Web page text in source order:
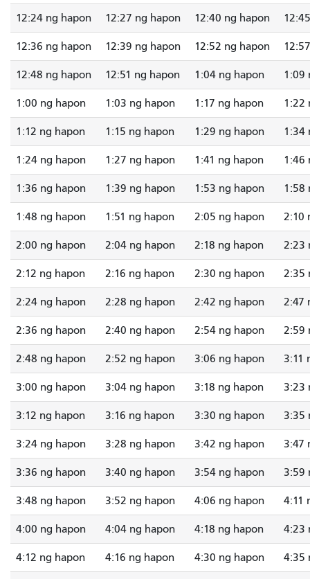
12:24 ng hapon 12:27 ng hapon 12:40 ng hapon
12:36 ng hapon 12:39 ng hapon 12:52 ng hapon
12:48 ng hapon 12:51 ng hapon 1:04 ng hapon 1:09
1:00 ng hapon 1:03 ng hapon 1:17 ng hapon 1:22
1:12 ng hapon 1:15 ng hapon 1:29 ng hapon 1:34
1:24 ng hapon 1:27 ng hapon 1:41 ng hapon 1:46
1:36 ng hapon 1:39 ng hapon 1:53 ng hapon 1:58
1:48 ng hapon 1:51 ng hapon 2:05 ng hapon 2:10
2:00 ng hapon 2:04 ng hapon 2:18 ng hapon 2:23
2:12 ng hapon 2:16 ng hapon 2:30 ng hapon 2:35
2:24 ng hapon 2:28 ng hapon 2:42 ng hapon 2:47
2:36 ng hapon 2:40 ng hapon 2:54 ng hapon 2:59
2:48 ng hapon 2:52 ng hapon 3:06 ng hapon 3:11
3:00 ng hapon 3:04 ng hapon 3:18 ng hapon 3:23
3:12 ng hapon 3:16 ng hapon 3:30 ng hapon 3:35
3:24 ng hapon 3:28 ng hapon 3:42 ng hapon 3:47
3:36 ng hapon 3:40 ng hapon 3:54 ng hapon 3:59
3:48 ng hapon 3:52 ng hapon 4:06 ng hapon 4:11
4:00 ng hapon 4:04 ng hapon 4:18 ng hapon 4:23
4:12 ng hapon 4:16 ng hapon 4:30 ng hapon 4:35